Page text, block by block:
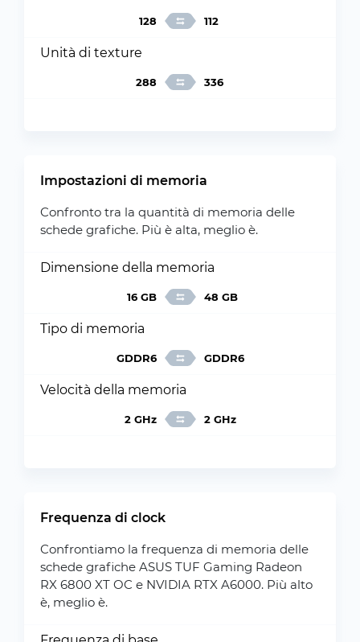
128 112
Unità di texture
288 336
Impostazioni di memoria
Confronto tra la quantità di memoria delle
schede grafiche. Più è alta, meglio è.
Dimensione della memoria
16 GB 48 GB
Tipo di memoria
GDDR6 GDDR6
Velocità della memoria
2 GHz 2 GHz
Frequenza di clock
Confrontiamo la frequenza di memoria delle
schede grafiche ASUS TUF Gaming Radeon
RX 6800 XT OC e NVIDIA RTX A6000. Più alto
è, meglio è.